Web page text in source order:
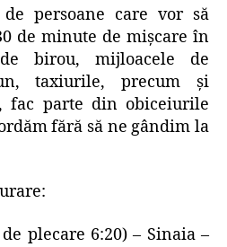
persoane care vor să
de minute de mișcare în
birou, mijloacele de
taxiurile, precum și
fac parte din obiceiurile
fără să ne gândim la
plecare 6:20) – Sinaia –